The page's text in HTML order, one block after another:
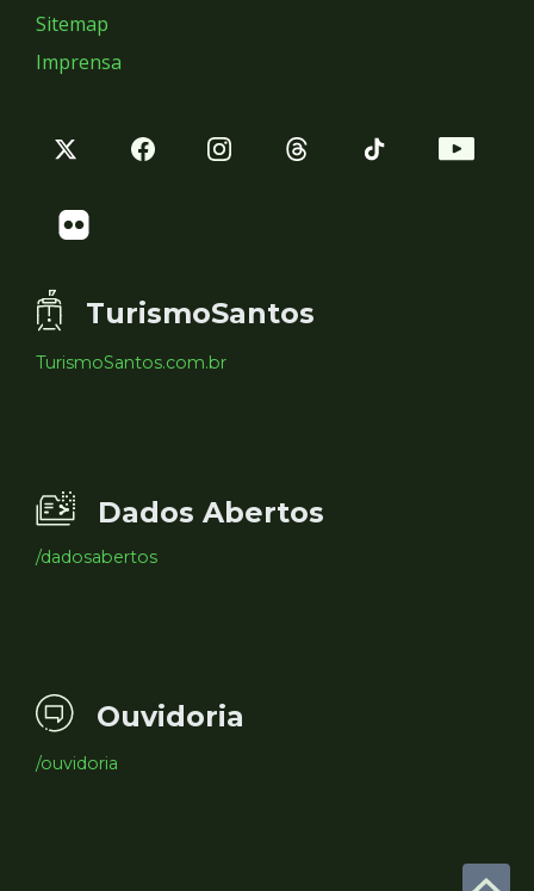
Sitemap
Imprensa
TurismoSantos
TurismoSantos.com.br
Dados Abertos
/dadosabertos
Ouvidoria
/ouvidoria